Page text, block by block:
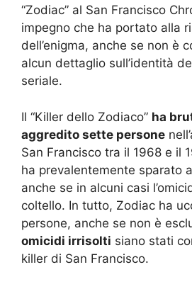
“Zodiac” al San Francisco
impegno che ha portato alla
dell’enigma, anche se non è
alcun dettaglio sull’identità
seriale.
Il “Killer dello Zodiaco” ha
aggredito sette persone
San Francisco tra il 1968 e il
ha prevalentemente sparato
anche se in alcuni casi
coltello. In tutto, Zodiac ha
persone, anche se non è
omicidi irrisolti siano stati
killer di San Francisco.